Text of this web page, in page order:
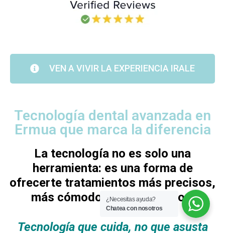
VEN A VIVIR LA EXPERIENCIA IRALE
Tecnología dental avanzada en
Ermua que marca la diferencia
La tecnología no es solo una
herramienta: es una forma de
ofrecerte tratamientos más precisos,
más cómodos y más seguros.
Tecnología que cuida, no que asusta
¿Necesitas ayuda?
Chatea con nosotros